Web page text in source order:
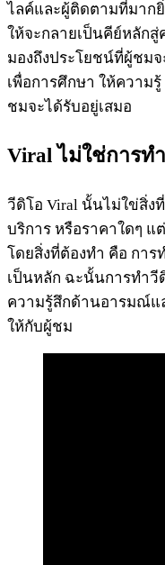
ไลค์และผู้ติดตามที่มาก
ให้จะกลายเป็นคีย์หลักสู่
มองถึงประโยชน์ที่ผู้ชม
เพื่อการศึกษา ให้ความ
ชมจะได้รับอยู่เสมอ
Viral ไม่ใช่การท
วีดิโอ Viral นั้นไม่ใข่สิ่
บริการ หรือราคาใดๆ แ
โดยสิ่งที่ต้องทำ คือ การ
เป็นหลัก ฉะนั้นการทำวี
ความรู้สึกด้านอารมณ์แ
ให้กับผู้ชม